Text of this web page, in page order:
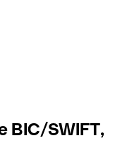
BIC/SWIFT,